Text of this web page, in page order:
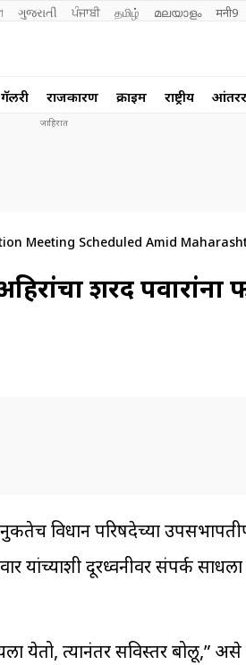
ગુજરાતી ਪੰਜਾਬੀ தமிழ் മലയാളം मनी9
राजकारण क्राईम राष्ट्रीय
Meeting Scheduled Amid
शरद पवारांना
विधान परिषदेच्या
यांच्याशी दूरध्वनीवर संपर्क
येतो, त्यानंतर सविस्तर बोलू,”